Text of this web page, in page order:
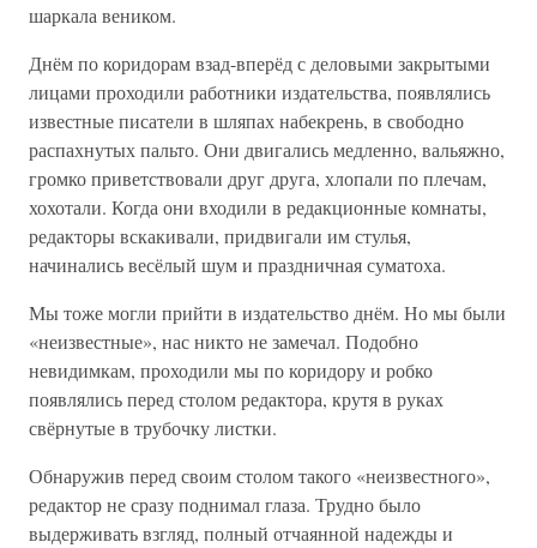
шаркала веником.
Днём по коридорам взад-вперёд с деловыми закрытыми
лицами проходили работники издательства, появлялись
известные писатели в шляпах набекрень, в свободно
распахнутых пальто. Они двигались медленно, вальяжно,
громко приветствовали друг друга, хлопали по плечам,
хохотали. Когда они входили в редакционные комнаты,
редакторы вскакивали, придвигали им стулья,
начинались весёлый шум и праздничная суматоха.
Мы тоже могли прийти в издательство днём. Но мы были
«неизвестные», нас никто не замечал. Подобно
невидимкам, проходили мы по коридору и робко
появлялись перед столом редактора, крутя в руках
свёрнутые в трубочку листки.
Обнаружив перед своим столом такого «неизвестного»,
редактор не сразу поднимал глаза. Трудно было
выдерживать взгляд, полный отчаянной надежды и